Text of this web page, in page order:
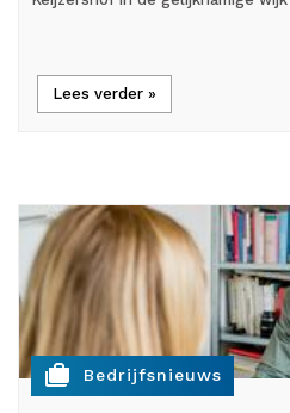
Lees verder »
cases Bedrijfsnieuws